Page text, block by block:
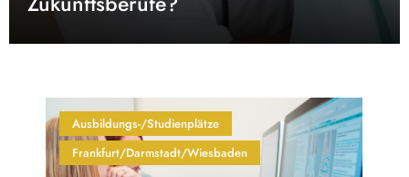
Ausbildungs-/Studienplätze
Frankfurt/Darmstadt/Wiesbaden